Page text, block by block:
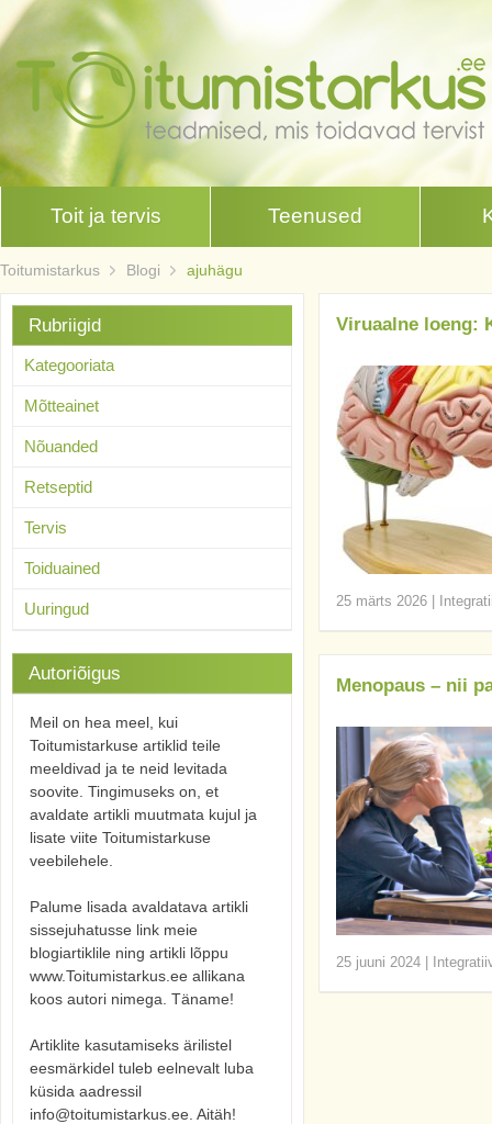
Toit ja tervis Teenused
Toitumistarkus Blogi ajuhägu
Viruaalne loeng:
25 märts 2026
Menopaus – nii
25 juuni 2024
Rubriigid
Kategooriata
Mõtteainet
Nõuanded
Retseptid
Tervis
Toiduained
Uuringud
Autoriõigus
Meil on hea meel, kui
Toitumistarkuse artiklid teile
meeldivad ja te neid levitada
soovite. Tingimuseks on, et
avaldate artikli muutmata kujul ja
lisate viite Toitumistarkuse
veebilehele.
Palume lisada avaldatava artikli
sissejuhatusse link meie
blogiartiklile ning artikli lõppu
www.Toitumistarkus.ee allikana
koos autori nimega. Täname!
Artiklite kasutamiseks ärilistel
eesmärkidel tuleb eelnevalt luba
küsida aadressil
info@toitumistarkus.ee. Aitäh!